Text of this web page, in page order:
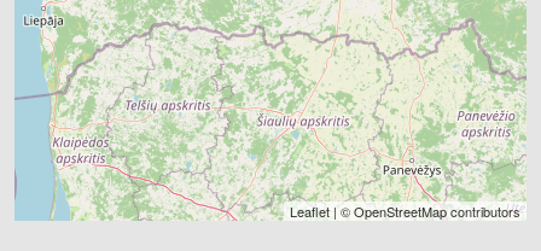
Leaflet | ©OpenStreetMapcontributors